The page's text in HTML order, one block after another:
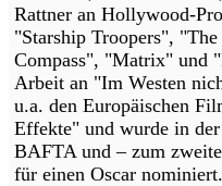
Rattner an Hollywood-
"Starship Troopers",
Compass", "Matrix" und
Arbeit an "Im Westen
u.a. den Europäischen
Effekte" und wurde in
BAFTA und – zum
für einen Oscar nominiert.